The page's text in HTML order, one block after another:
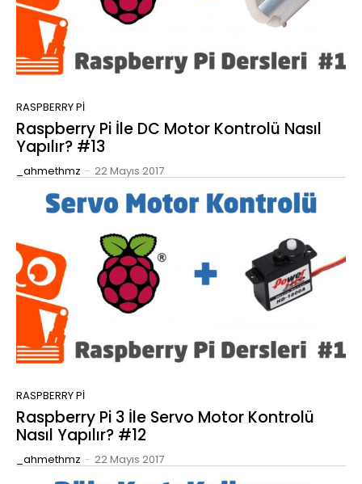
RASPBERRY PI
Raspberry Pi İle DC Motor Kontrolü Nasıl
Yapılır? #13
_ahmethmz - 22 Mayıs 2017
RASPBERRY PI
Raspberry Pi 3 İle Servo Motor Kontrolü
Nasıl Yapılır? #12
_ahmethmz - 22 Mayıs 2017